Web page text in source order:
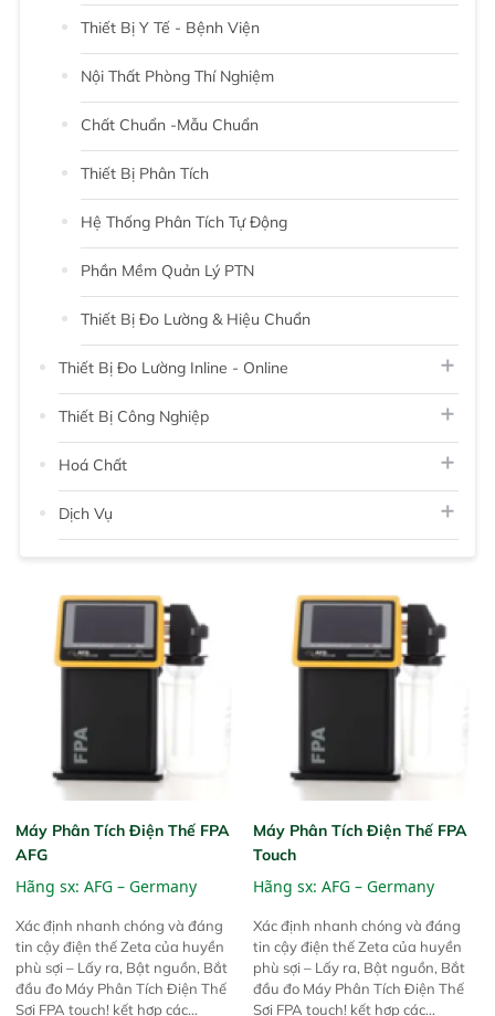
Thiết Bị Y Tế - Bệnh Viện
Nội Thất Phòng Thí Nghiệm
Chất Chuẩn -Mẫu Chuẩn
Thiết Bị Phân Tích
Hệ Thống Phân Tích Tự Động
Phần Mềm Quản Lý PTN
Thiết Bị Đo Lường & Hiệu Chuẩn
Thiết Bị Đo Lường Inline - Online
Thiết Bị Công Nghiệp
Hoá Chất
Dịch Vụ
Máy Phân Tích Điện Thế FPA
AFG
Hãng sx: AFG – Germany
Xác định nhanh chóng và đáng
tin cậy điện thế Zeta của huyền
phù sợi – Lấy ra, Bật nguồn, Bắt
đầu đo Máy Phân Tích Điện Thế
Sợi FPA touch! kết hợp các
Máy Phân Tích Điện Thế FPA
Touch
Hãng sx: AFG – Germany
Xác định nhanh chóng và đáng
tin cậy điện thế Zeta của huyền
phù sợi – Lấy ra, Bật nguồn, Bắt
đầu đo Máy Phân Tích Điện Thế
Sợi FPA touch! kết hợp các